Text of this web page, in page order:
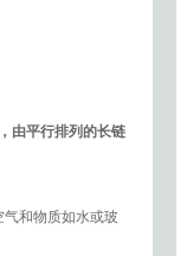
由平行排列的长链
和物质如水或玻